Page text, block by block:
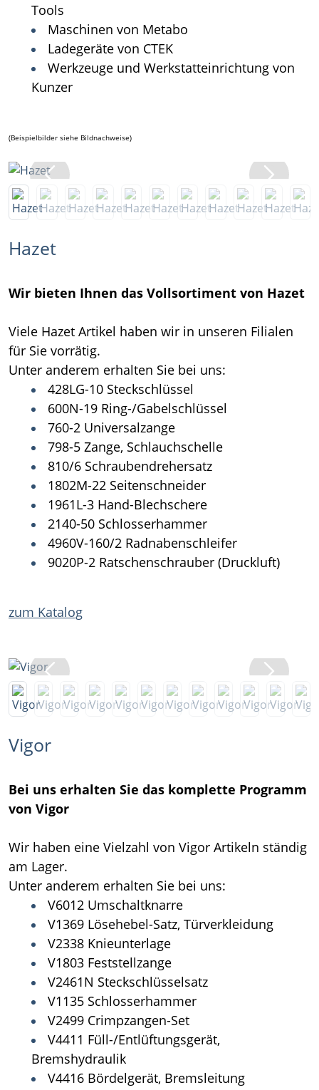
Tools
Maschinen von Metabo
Ladegeräte von CTEK
Werkzeuge und Werkstatteinrichtung von
Kunzer
(Beispielbilder siehe Bildnachweise)
Hazet
Wir bieten Ihnen das Vollsortiment von Hazet
Viele Hazet Artikel haben wir in unseren Filialen
für Sie vorrätig.
Unter anderem erhalten Sie bei uns:
428LG-10 Steckschlüssel
600N-19 Ring-/Gabelschlüssel
760-2 Universalzange
798-5 Zange, Schlauchschelle
810/6 Schraubendrehersatz
1802M-22 Seitenschneider
1961L-3 Hand-Blechschere
2140-50 Schlosserhammer
4960V-160/2 Radnabenschleifer
9020P-2 Ratschenschrauber (Druckluft)
zum Katalog
Vigor
Bei uns erhalten Sie das komplette Programm
von Vigor
Wir haben eine Vielzahl von Vigor Artikeln ständig
am Lager.
Unter anderem erhalten Sie bei uns:
V6012 Umschaltknarre
V1369 Lösehebel-Satz, Türverkleidung
V2338 Knieunterlage
V1803 Feststellzange
V2461N Steckschlüsselsatz
V1135 Schlosserhammer
V2499 Crimpzangen-Set
V4411 Füll-/Entlüftungsgerät,
Bremshydraulik
V4416 Bördelgerät, Bremsleitung